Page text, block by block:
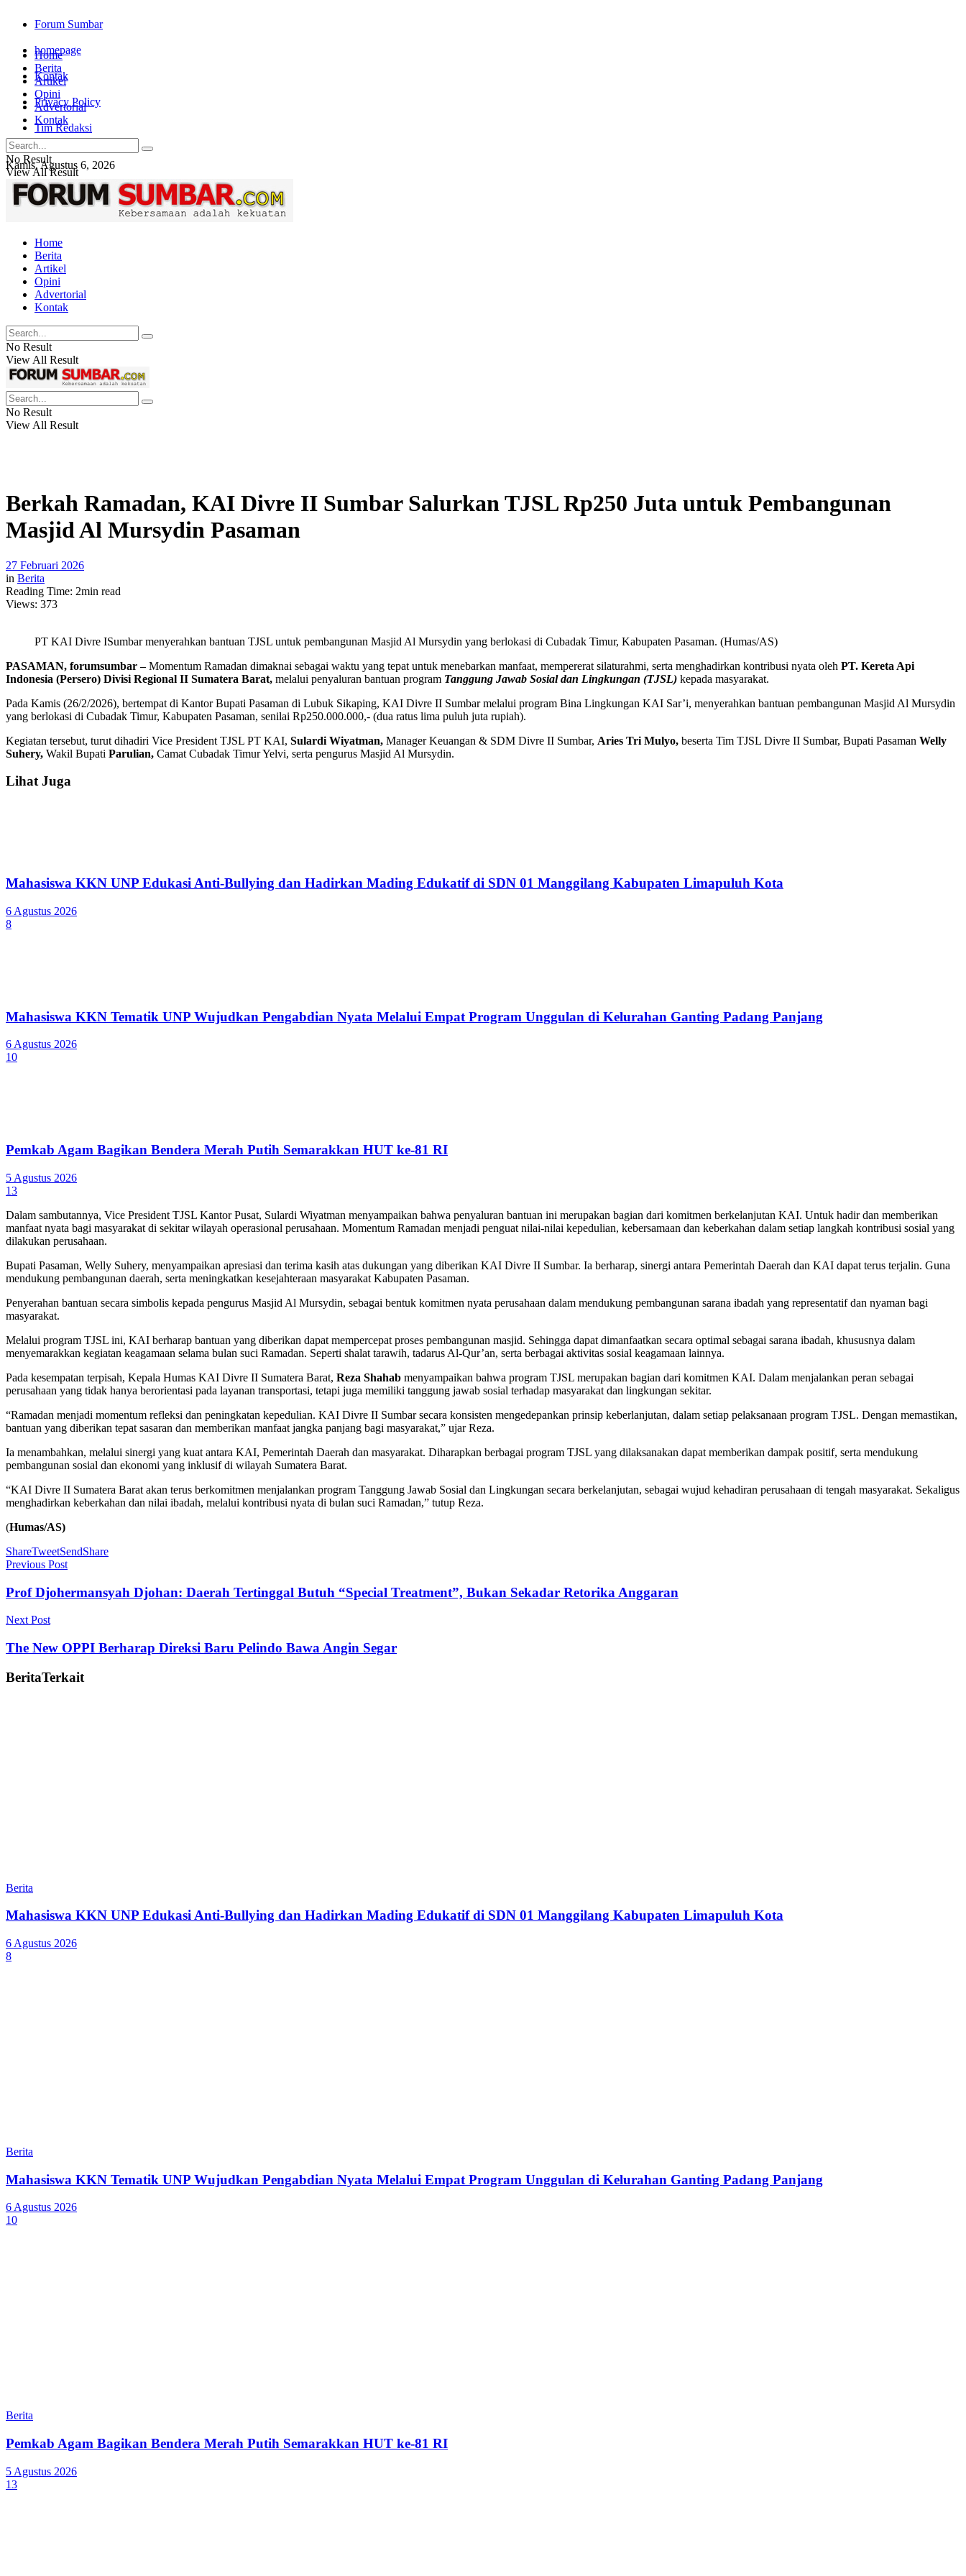
Forum Sumbar
homepage
Kontak
Privacy Policy
Tim Redaksi
Kamis, Agustus 6, 2026
Login
Home
Berita
Artikel
Opini
Advertorial
Kontak
No Result
View All Result
Home
Berita
Artikel
Opini
Advertorial
Kontak
No Result
View All Result
No Result
View All Result
Berkah Ramadan, KAI Divre II Sumbar Salurkan TJSL Rp250 Juta untuk Pembangunan
Masjid Al Mursydin Pasaman
27 Februari 2026
in Berita
Reading Time: 2min read
Views: 373
PT KAI Divre ISumbar menyerahkan bantuan TJSL untuk pembangunan Masjid Al Mursydin yang berlokasi di Cubadak Timur, Kabupaten Pasaman. (Humas/AS)
PASAMAN, forumsumbar –Momentum Ramadan dimaknai sebagai waktu yang tepat untuk menebarkan manfaat, mempererat silaturahmi, serta menghadirkan kontribusi nyata oleh PT. Kereta Api
Indonesia (Persero) Divisi Regional II Sumatera Barat, melalui penyaluran bantuan program Tanggung Jawab Sosial dan Lingkungan (TJSL) kepada masyarakat.
Pada Kamis (26/2/2026), bertempat di Kantor Bupati Pasaman di Lubuk Sikaping, KAI Divre II Sumbar melalui program Bina Lingkungan KAI Sar’i, menyerahkan bantuan pembangunan Masjid Al Mursydin
yang berlokasi di Cubadak Timur, Kabupaten Pasaman, senilai Rp250.000.000,- (dua ratus lima puluh juta rupiah).
Kegiatan tersebut, turut dihadiri Vice President TJSL PT KAI, Sulardi Wiyatman, Manager Keuangan & SDM Divre II Sumbar, Aries Tri Mulyo, beserta Tim TJSL Divre II Sumbar, Bupati Pasaman Welly
Suhery, Wakil Bupati Parulian, Camat Cubadak Timur Yelvi, serta pengurus Masjid Al Mursydin.
Lihat Juga
Mahasiswa KKN UNP Edukasi Anti-Bullying dan Hadirkan Mading Edukatif di SDN 01 Manggilang Kabupaten Limapuluh Kota
6 Agustus 2026
8
Mahasiswa KKN Tematik UNP Wujudkan Pengabdian Nyata Melalui Empat Program Unggulan di Kelurahan Ganting Padang Panjang
6 Agustus 2026
10
Pemkab Agam Bagikan Bendera Merah Putih Semarakkan HUT ke-81 RI
5 Agustus 2026
13
Dalam sambutannya, Vice President TJSL Kantor Pusat, Sulardi Wiyatman menyampaikan bahwa penyaluran bantuan ini merupakan bagian dari komitmen berkelanjutan KAI. Untuk hadir dan memberikan
manfaat nyata bagi masyarakat di sekitar wilayah operasional perusahaan. Momentum Ramadan menjadi penguat nilai-nilai kepedulian, kebersamaan dan keberkahan dalam setiap langkah kontribusi sosial yang
dilakukan perusahaan.
Bupati Pasaman, Welly Suhery, menyampaikan apresiasi dan terima kasih atas dukungan yang diberikan KAI Divre II Sumbar. Ia berharap, sinergi antara Pemerintah Daerah dan KAI dapat terus terjalin. Guna
mendukung pembangunan daerah, serta meningkatkan kesejahteraan masyarakat Kabupaten Pasaman.
Penyerahan bantuan secara simbolis kepada pengurus Masjid Al Mursydin, sebagai bentuk komitmen nyata perusahaan dalam mendukung pembangunan sarana ibadah yang representatif dan nyaman bagi
masyarakat.
Melalui program TJSL ini, KAI berharap bantuan yang diberikan dapat mempercepat proses pembangunan masjid. Sehingga dapat dimanfaatkan secara optimal sebagai sarana ibadah, khususnya dalam
menyemarakkan kegiatan keagamaan selama bulan suci Ramadan. Seperti shalat tarawih, tadarus Al-Qur’an, serta berbagai aktivitas sosial keagamaan lainnya.
Pada kesempatan terpisah, Kepala Humas KAI Divre II Sumatera Barat, Reza Shahab menyampaikan bahwa program TJSL merupakan bagian dari komitmen KAI. Dalam menjalankan peran sebagai
perusahaan yang tidak hanya berorientasi pada layanan transportasi, tetapi juga memiliki tanggung jawab sosial terhadap masyarakat dan lingkungan sekitar.
“Ramadan menjadi momentum refleksi dan peningkatan kepedulian. KAI Divre II Sumbar secara konsisten mengedepankan prinsip keberlanjutan, dalam setiap pelaksanaan program TJSL. Dengan memastikan,
bantuan yang diberikan tepat sasaran dan memberikan manfaat jangka panjang bagi masyarakat,” ujar Reza.
Ia menambahkan, melalui sinergi yang kuat antara KAI, Pemerintah Daerah dan masyarakat. Diharapkan berbagai program TJSL yang dilaksanakan dapat memberikan dampak positif, serta mendukung
pembangunan sosial dan ekonomi yang inklusif di wilayah Sumatera Barat.
“KAI Divre II Sumatera Barat akan terus berkomitmen menjalankan program Tanggung Jawab Sosial dan Lingkungan secara berkelanjutan, sebagai wujud kehadiran perusahaan di tengah masyarakat. Sekaligus
menghadirkan keberkahan dan nilai ibadah, melalui kontribusi nyata di bulan suci Ramadan,” tutup Reza.
(Humas/AS)
ShareTweetSendShare
Previous Post
Prof Djohermansyah Djohan: Daerah Tertinggal Butuh “Special Treatment”, Bukan Sekadar Retorika Anggaran
Next Post
The New OPPI Berharap Direksi Baru Pelindo Bawa Angin Segar
BeritaTerkait
Berita
Mahasiswa KKN UNP Edukasi Anti-Bullying dan Hadirkan Mading Edukatif di SDN 01 Manggilang Kabupaten Limapuluh Kota
6 Agustus 2026
8
Berita
Mahasiswa KKN Tematik UNP Wujudkan Pengabdian Nyata Melalui Empat Program Unggulan di Kelurahan Ganting Padang Panjang
6 Agustus 2026
10
Berita
Pemkab Agam Bagikan Bendera Merah Putih Semarakkan HUT ke-81 RI
5 Agustus 2026
13